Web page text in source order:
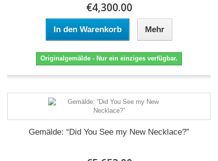
€4,300.00
In den Warenkorb Mehr
Originalgemälde - Nur ein einziges verfügbar.
Gemälde: “Did You See my New Necklace?”